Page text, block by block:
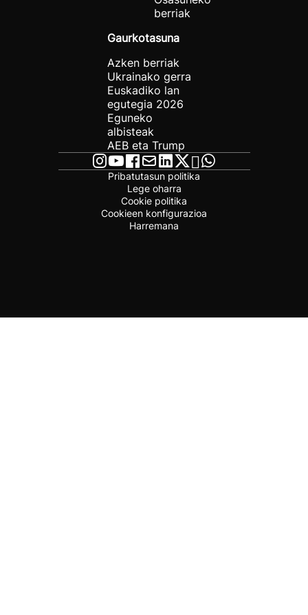
berriak
Gaurkotasuna
Azken berriak
Ukrainako gerra
Euskadiko lan
egutegia 2026
Eguneko
albisteak
AEB eta Trump
Pribatutasun politika
Lege oharra
Cookie politika
Cookieen konfigurazioa
Harremana